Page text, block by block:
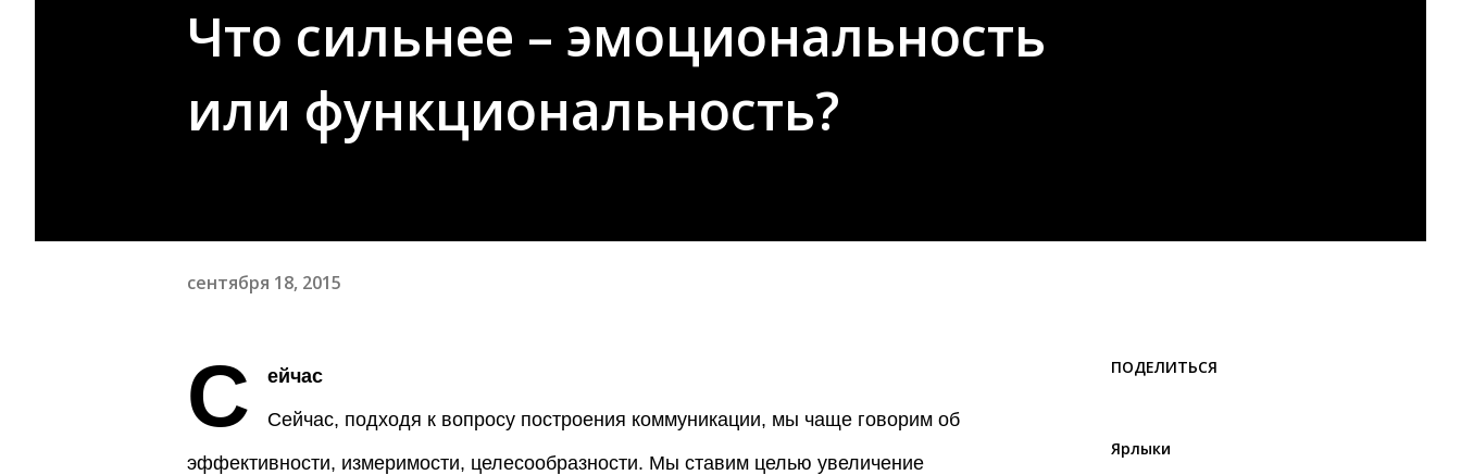
Что сильнее – эмоциональность
или функциональность?
сентября 18, 2015
С
ейчас
Сейчас, подходя к вопросу построения коммуникации, мы чаще говорим об
эффективности, измеримости, целесообразности. Мы ставим целью увеличение
ПОДЕЛИТЬСЯ
Ярлыки